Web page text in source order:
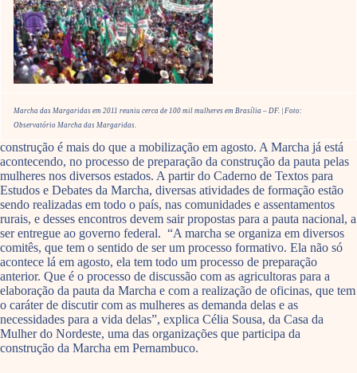
Marcha das Margaridas em 2011 reuniu cerca de 100 mil mulheres em Brasília – DF. | Foto:
Observatório Marcha das Margaridas.
construção é mais do que a mobilização em agosto. A Marcha já está
acontecendo, no processo de preparação da construção da pauta pelas
mulheres nos diversos estados. A partir do Caderno de Textos para
Estudos e Debates da Marcha, diversas atividades de formação estão
sendo realizadas em todo o país, nas comunidades e assentamentos
rurais, e desses encontros devem sair propostas para a pauta nacional, a
ser entregue ao governo federal. “A marcha se organiza em diversos
comitês, que tem o sentido de ser um processo formativo. Ela não só
acontece lá em agosto, ela tem todo um processo de preparação
anterior. Que é o processo de discussão com as agricultoras para a
elaboração da pauta da Marcha e com a realização de oficinas, que tem
o caráter de discutir com as mulheres as demanda delas e as
necessidades para a vida delas”, explica Célia Sousa, da Casa da
Mulher do Nordeste, uma das organizações que participa da
construção da Marcha em Pernambuco.